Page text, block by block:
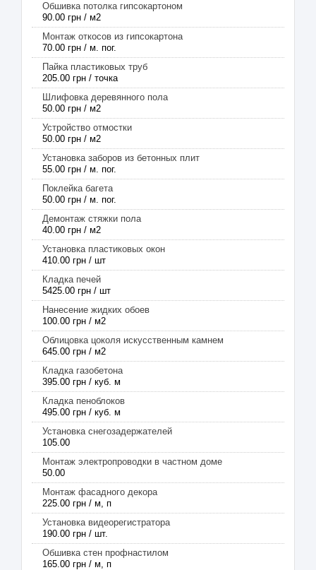
Обшивка потолка гипсокартоном
90.00 грн / м2
Монтаж откосов из гипсокартона
70.00 грн / м. пог.
Пайка пластиковых труб
205.00 грн / точка
Шлифовка деревянного пола
50.00 грн / м2
Устройство отмостки
50.00 грн / м2
Установка заборов из бетонных плит
55.00 грн / м. пог.
Поклейка багета
50.00 грн / м. пог.
Демонтаж стяжки пола
40.00 грн / м2
Установка пластиковых окон
410.00 грн / шт
Кладка печей
5425.00 грн / шт
Нанесение жидких обоев
100.00 грн / м2
Облицовка цоколя искусственным камнем
645.00 грн / м2
Кладка газобетона
395.00 грн / куб. м
Кладка пеноблоков
495.00 грн / куб. м
Установка снегозадержателей
105.00
Монтаж электропроводки в частном доме
50.00
Монтаж фасадного декора
225.00 грн / м, п
Установка видеорегистратора
190.00 грн / шт.
Обшивка стен профнастилом
165.00 грн / м, п